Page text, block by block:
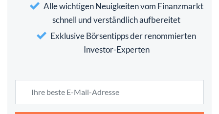
Alle wichtigen Neuigkeiten vom Finanzmarkt
schnell und verständlich aufbereitet
Exklusive Börsentipps der renommierten
Investor-Experten